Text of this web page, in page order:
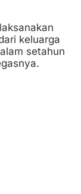
keluarga
setahun